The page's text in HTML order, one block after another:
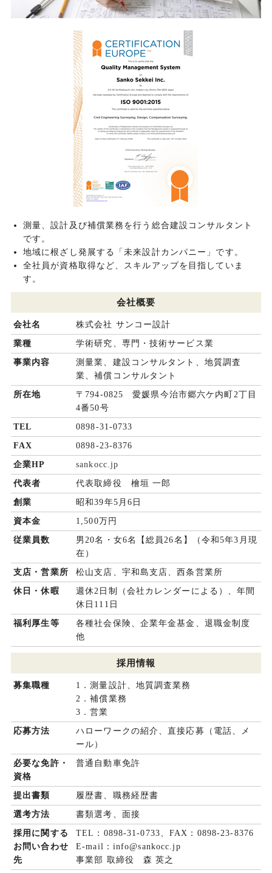
測量、設計及び補償業務を行う総合建設コンサルタント
です。
地域に根ざし発展する「未来設計カンパニー」です。
全社員が資格取得など、スキルアップを目指していま
す。
会社概要
会社名 株式会社 サンコー設計
業種 学術研究、専門・技術サービス業
事業内容
測量業、建設コンサルタント、地質調査
業、補償コンサルタント
所在地
〒794-0825 愛媛県今治市郷六ケ内町2丁目
4番50号
TEL 0898-31-0733
FAX 0898-23-8376
企業HP sankocc.jp
代表者 代表取締役 檜垣 一郎
創業 昭和39年5月6日
資本金 1,500万円
従業員数
男20名・女6名【総員26名】（令和5年3月現
在）
支店・営業所 松山支店、宇和島支店、西条営業所
休日・休暇
週休2日制（会社カレンダーによる）、年間
休日111日
福利厚生等
各種社会保険、企業年金基金、退職金制度
他
採用情報
募集職種
1．測量設計、地質調査業務
2．補償業務
3．営業
応募方法
ハローワークの紹介、直接応募（電話、メ
ール）
必要な免許・
資格
普通自動車免許
提出書類 履歴書、職務経歴書
選考方法 書類選考、面接
採用に関する
お問い合わせ
先
TEL：0898-31-0733、FAX：0898-23-8376
E-mail：info@sankocc.jp
事業部 取締役 森 英之